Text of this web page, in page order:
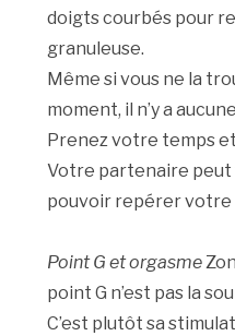
doigts courbés pour
granuleuse.
Même si vous ne la
moment, il n’y a
Prenez votre temps
Votre partenaire peut
pouvoir repérer votre
Point G et orgasme
point G n’est pas la
C’est plutôt sa